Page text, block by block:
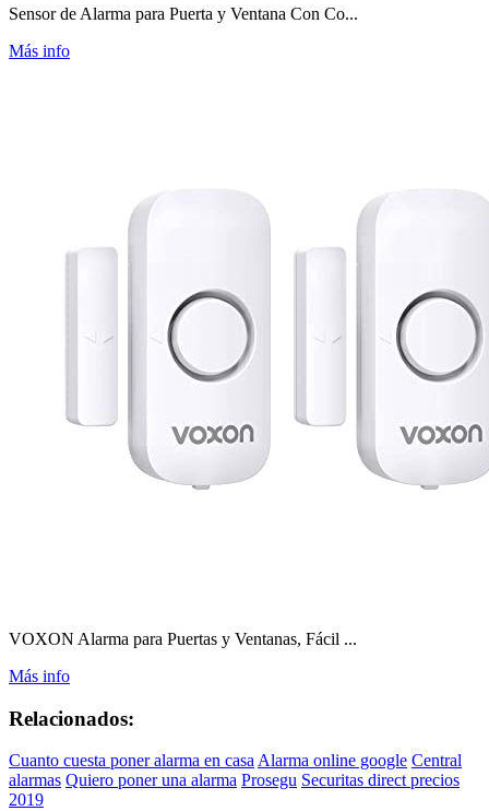
Sensor de Alarma para Puerta y Ventana Con Co...
Más info
VOXON Alarma para Puertas y Ventanas, Fácil ...
Más info
Relacionados:
Cuanto cuesta poner alarma en casa Alarma online google Central
alarmas Quiero poner una alarma Prosegu Securitas direct precios
2019